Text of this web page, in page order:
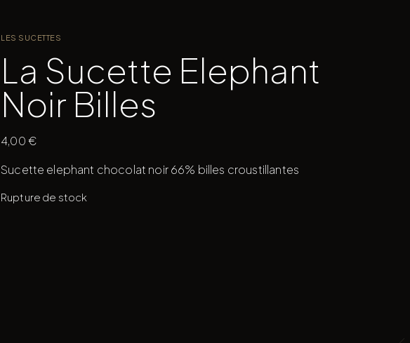
LES SUCETTES
La Sucette Elephant
Noir Billes
4,00€
Sucette elephant chocolat noir 66% billes croustillantes
Rupture de stock